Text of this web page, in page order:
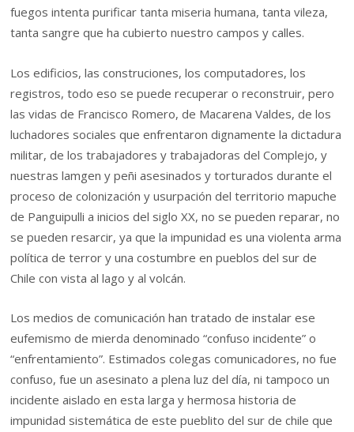
fuegos intenta purificar tanta miseria humana, tanta vileza,
tanta sangre que ha cubierto nuestro campos y calles.
Los edificios, las construciones, los computadores, los
registros, todo eso se puede recuperar o reconstruir, pero
las vidas de Francisco Romero, de Macarena Valdes, de los
luchadores sociales que enfrentaron dignamente la dictadura
militar, de los trabajadores y trabajadoras del Complejo, y
nuestras lamgen y peñi asesinados y torturados durante el
proceso de colonización y usurpación del territorio mapuche
de Panguipulli a inicios del siglo XX, no se pueden reparar, no
se pueden resarcir, ya que la impunidad es una violenta arma
política de terror y una costumbre en pueblos del sur de
Chile con vista al lago y al volcán.
Los medios de comunicación han tratado de instalar ese
eufemismo de mierda denominado “confuso incidente” o
“enfrentamiento”. Estimados colegas comunicadores, no fue
confuso, fue un asesinato a plena luz del día, ni tampoco un
incidente aislado en esta larga y hermosa historia de
impunidad sistemática de este pueblito del sur de chile que